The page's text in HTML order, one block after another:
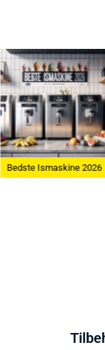
Bedste Ismaskine 2026